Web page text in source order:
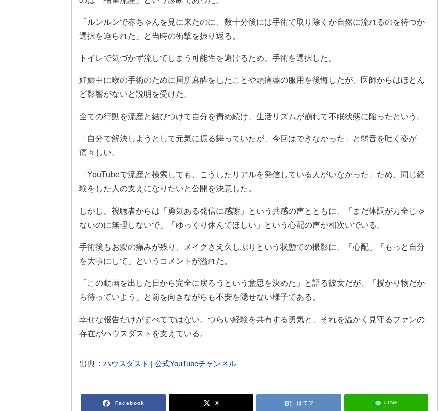
「ルンルンで赤ちゃんを見に来たのに、数十分後には手術で取り除くか自然に流れるのを待つか
選択を迫られた」と当時の衝撃を振り返る。
トイレで気づかず流してしまう可能性を避けるため、手術を選択した。
妊娠中に喉の手術のために局所麻酔をしたことや頭痛薬の服用を後悔したが、医師からはほとん
ど影響がないと説明を受けた。
全ての行動を流産と結びつけて自分を責め続け、生活リズムが崩れて不眠状態に陥ったという。
「自分で解決しようとして元気に振る舞っていたが、今回はできなかった」と弱音を吐く姿が
痛々しい。
「YouTubeで流産と検索しても、こうしたリアルを発信している人がいなかった」ため、同じ経
験をした人の支えになりたいと公開を決意した。
しかし、視聴者からは「勇気ある発信に感謝」という共感の声とともに、「まだ体調が万全じゃ
ないのに無理しないで」「ゆっくり休んでほしい」という心配の声が相次いでいる。
手術後もお腹の痛みが残り、メイクさえ久しぶりという状態での撮影に、「心配」「もっと自分
を大事にして」というコメントが溢れた。
「この動画を出した日から完全に戻ろうという意思を決めた」と語る彼女だが、「授かり物だか
ら待っていよう」と前を向きながらも不安を隠せない様子である。
幸せな報告だけがすべてではない。つらい経験を共有する勇気と、それを温かく見守るファンの
存在がハウスダストを支えている。
出典： ハウスダスト | 公式YouTubeチャンネル
Facebook X はてブ LINE